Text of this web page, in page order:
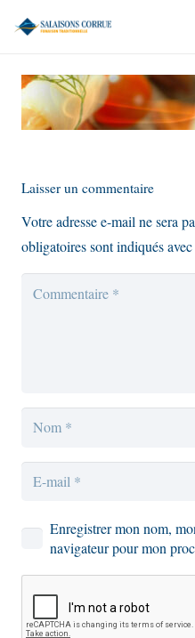
Laisser un commentaire
Votre adresse e-mail ne sera
obligatoires sont indiqués avec
Enregistrer mon nom,
navigateur pour mon